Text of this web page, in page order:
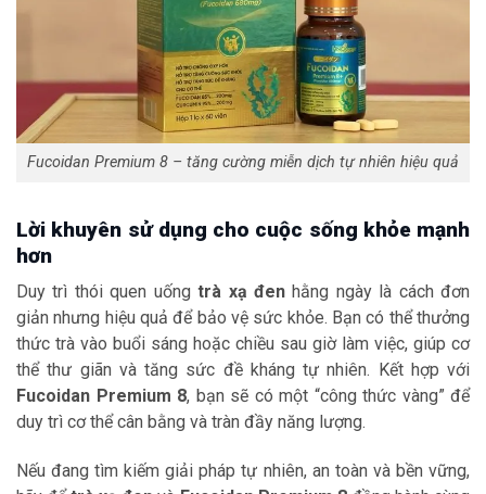
Fucoidan Premium 8 – tăng cường miễn dịch tự nhiên hiệu quả
Lời khuyên sử dụng cho cuộc sống khỏe mạnh
hơn
Duy trì thói quen uốngtrà xạ đenhằng ngày là cách đơn
giản nhưng hiệu quả để bảo vệ sức khỏe. Bạn có thể thưởng
thức trà vào buổi sáng hoặc chiều sau giờ làm việc, giúp cơ
thể thư giãn và tăng sức đề kháng tự nhiên. Kết hợp với
Fucoidan Premium 8, bạn sẽ có một “công thức vàng” để
duy trì cơ thể cân bằng và tràn đầy năng lượng.
Nếu đang tìm kiếm giải pháp tự nhiên, an toàn và bền vững,